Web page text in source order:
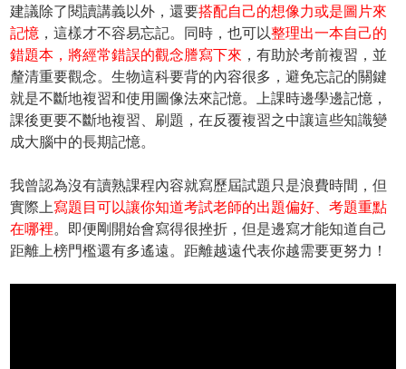
建議除了閱讀講義以外，還要搭配自己的想像力或是圖片來
記憶 ，這樣才不容易忘記。同時，也可以整理出一本自己的
錯題本，將經常錯誤的觀念謄寫下來 ，有助於考前複習，並
釐清重要觀念。生物這科要背的內容很多，避免忘記的關鍵
就是不斷地複習和使用圖像法來記憶。上課時邊學邊記憶，
課後更要不斷地複習、刷題，在反覆複習之中讓這些知識變
成大腦中的長期記憶。
我曾認為沒有讀熟課程內容就寫歷屆試題只是浪費時間，但
實際上寫題目可以讓你知道考試老師的出題偏好、考題重點
在哪裡。即便剛開始會寫得很挫折，但是邊寫才能知道自己
距離上榜門檻還有多遙遠。距離越遠代表你越需要更努力！